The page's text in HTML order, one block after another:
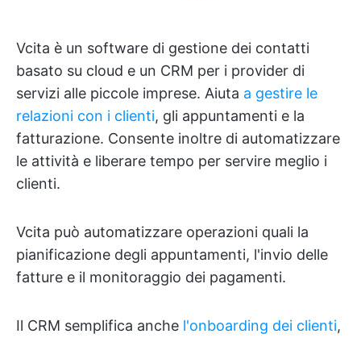
Vcita è un software di gestione dei contatti
basato su cloud e un CRM per i provider di
servizi alle piccole imprese. Aiuta a gestire le
relazioni con i clienti, gli appuntamenti e la
fatturazione. Consente inoltre di automatizzare
le attività e liberare tempo per servire meglio i
clienti.
Vcita può automatizzare operazioni quali la
pianificazione degli appuntamenti, l'invio delle
fatture e il monitoraggio dei pagamenti.
Il CRM semplifica anche l'onboarding dei clienti,